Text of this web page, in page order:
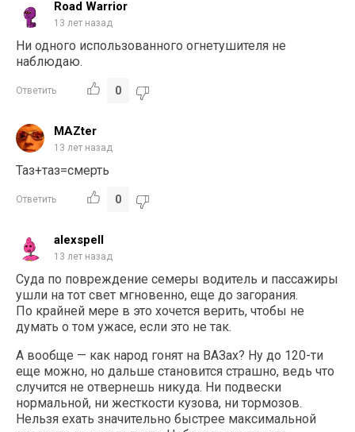
Road Warrior
13 лет назад
Ни одного использованного огнетушителя не
наблюдаю.
Ответить 0
MAZter
13 лет назад
Таз+таз=смерть
Ответить 0
alexspell
13 лет назад
Суда по повреждение семеры водитель и пассажиры
ушли на тот свет мгновенно, еще до загорания.
По крайней мере в это хочется верить, чтобы не
думать о том ужасе, если это не так.
А вообще — как народ гонят на ВАЗах? Ну до 120-ти
еще можно, но дальше становится страшно, ведь что
случится не отвернешь никуда. Ни подвески
нормальной, ни жесткости кузова, ни тормозов.
Нельзя ехать значительно быстрее максимальной